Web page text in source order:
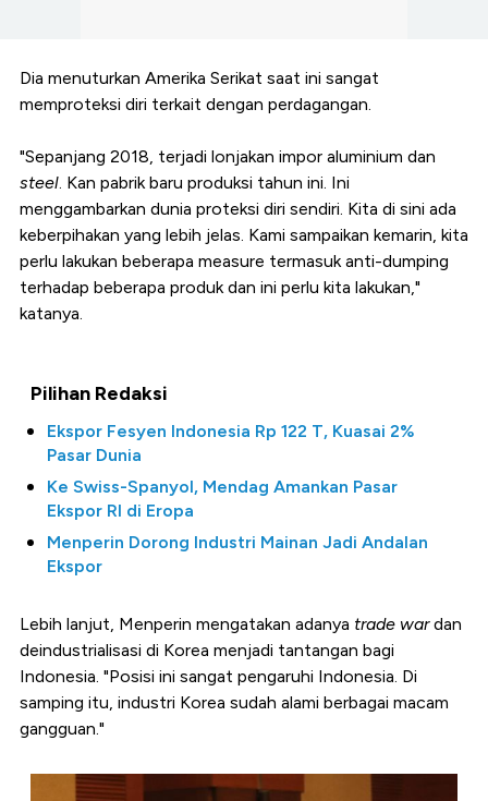
Dia menuturkan Amerika Serikat saat ini sangat
memproteksi diri terkait dengan perdagangan.
"Sepanjang 2018, terjadi lonjakan impor aluminium dan
steel. Kan pabrik baru produksi tahun ini. Ini
menggambarkan dunia proteksi diri sendiri. Kita di sini ada
keberpihakan yang lebih jelas. Kami sampaikan kemarin, kita
perlu lakukan beberapa measure termasuk anti-dumping
terhadap beberapa produk dan ini perlu kita lakukan,"
katanya.
Pilihan Redaksi
Ekspor Fesyen Indonesia Rp 122 T, Kuasai 2%
Pasar Dunia
Ke Swiss-Spanyol, Mendag Amankan Pasar
Ekspor RI di Eropa
Menperin Dorong Industri Mainan Jadi Andalan
Ekspor
Lebih lanjut, Menperin mengatakan adanya trade wardan
deindustrialisasi di Korea menjadi tantangan bagi
Indonesia. "Posisi ini sangat pengaruhi Indonesia. Di
samping itu, industri Korea sudah alami berbagai macam
gangguan."